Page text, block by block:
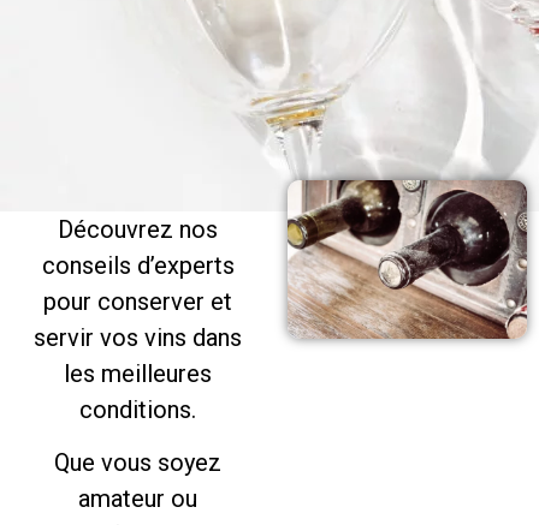
Découvrez nos
conseils d’experts
pour conserver et
servir vos vins dans
les meilleures
conditions.
Que vous soyez
amateur ou